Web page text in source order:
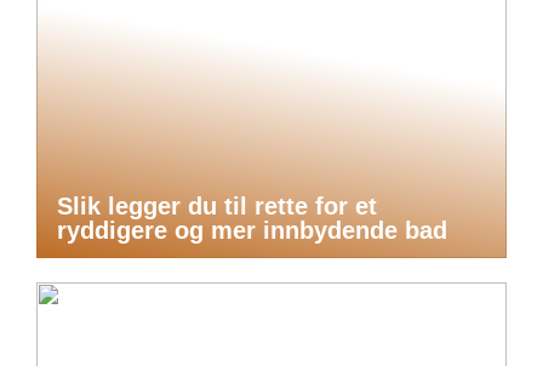
Slik legger du til rette for et
ryddigere og mer innbydende bad